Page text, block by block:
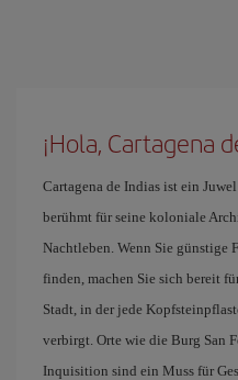
¡Hola, Cartagena
Cartagena de Indias ist ein
berühmt für seine koloniale
Nachtleben. Wenn Sie günstige
finden, machen Sie sich bereit
Stadt, in der jede
verbirgt. Orte wie die Burg San
Inquisition sind ein Muss für